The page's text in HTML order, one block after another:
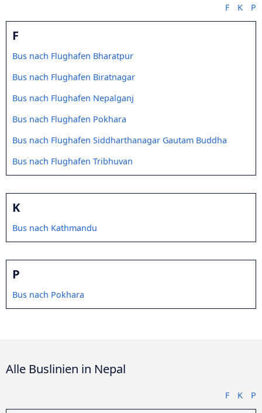
F K P
F
Bus nach Flughafen Bharatpur
Bus nach Flughafen Biratnagar
Bus nach Flughafen Nepalganj
Bus nach Flughafen Pokhara
Bus nach Flughafen Siddharthanagar Gautam Buddha
Bus nach Flughafen Tribhuvan
K
Bus nach Kathmandu
P
Bus nach Pokhara
Alle Buslinien in Nepal
F K P